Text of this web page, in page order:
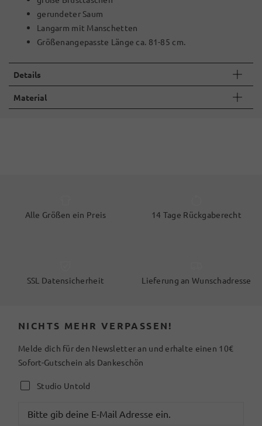
gerundeter Saum
Langarm mit Manschetten
Größenangepasste Länge ca. 81-85 cm.
Details
Material
Alle Größen ein Preis 14 Tage Rückgaberecht
SSL Datensicherheit Lieferung an Wunschadresse
NICHTS MEHR VERPASSEN!
Melde dich für den Newsletter an und erhalte einen 10€
Sofort-Gutschein als Dankeschön
Studio Untold